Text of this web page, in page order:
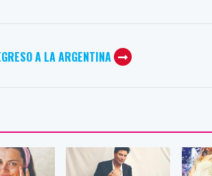
A LA ARGENTINA